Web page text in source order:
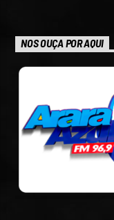
NOS OUÇA POR AQUI